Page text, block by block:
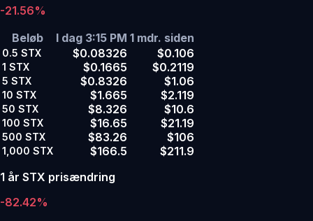
-21.56%
Beløb
I dag 3:15 PM 1 mdr. siden
0.5 STX $0.08326 $0.106
1 STX $0.1665 $0.2119
5 STX $0.8326 $1.06
10 STX $1.665 $2.119
50 STX $8.326 $10.6
100 STX $16.65 $21.19
500 STX $83.26 $106
1,000 STX $166.5
$211.9
1 år STX prisændring
-82.42%